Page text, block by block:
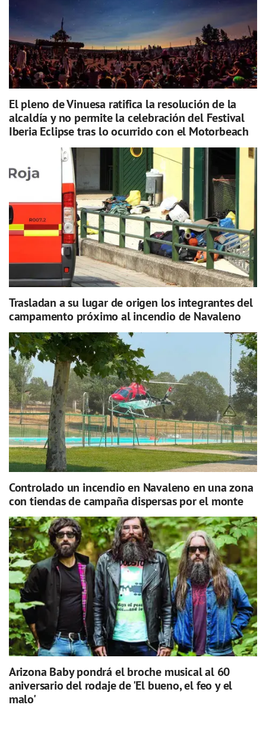
El pleno de Vinuesa ratifica la resolución de la
alcaldía y no permite la celebración del Festival
Iberia Eclipse tras lo ocurrido con el Motorbeach
Trasladan a su lugar de origen los integrantes del
campamento próximo al incendio de Navaleno
Controlado un incendio en Navaleno en una zona
con tiendas de campaña dispersas por el monte
Arizona Baby pondrá el broche musical al 60
aniversario del rodaje de 'El bueno, el feo y el
malo'